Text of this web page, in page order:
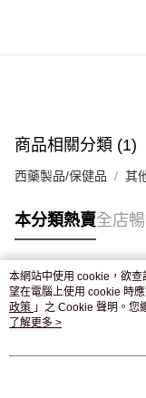
商品相關分類 (1)
西藥製品/保健品 其
本分類熱賣全店
熱門標籤
熱銷排行
本網站中使用 cookie，欲
望在電腦上使用 cookie 時
政策 」之 Cookie 聲明。您
條款之 Cookie 聲明使用
了解更多 >